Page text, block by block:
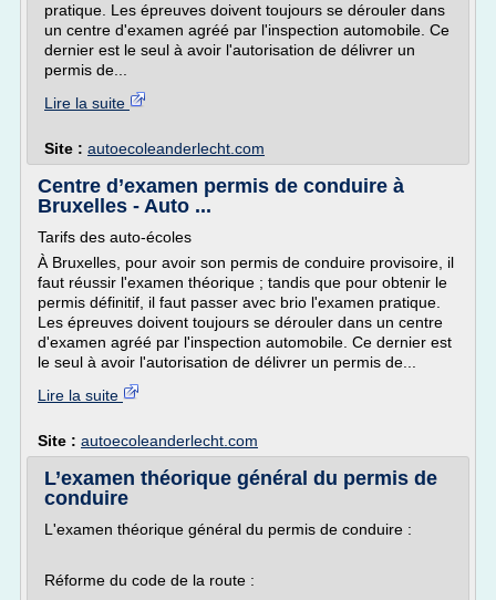
pratique. Les épreuves doivent toujours se dérouler dans
un centre d'examen agréé par l'inspection automobile. Ce
dernier est le seul à avoir l'autorisation de délivrer un
permis de...
Lire la suite
Site : autoecoleanderlecht.com
Centre d’examen permis de conduire à
Bruxelles - Auto ...
Tarifs des auto-écoles
À Bruxelles, pour avoir son permis de conduire provisoire, il
faut réussir l'examen théorique ; tandis que pour obtenir le
permis définitif, il faut passer avec brio l'examen pratique.
Les épreuves doivent toujours se dérouler dans un centre
d'examen agréé par l'inspection automobile. Ce dernier est
le seul à avoir l'autorisation de délivrer un permis de...
Lire la suite
Site : autoecoleanderlecht.com
L’examen théorique général du permis de
conduire
L'examen théorique général du permis de conduire :
Réforme du code de la route :